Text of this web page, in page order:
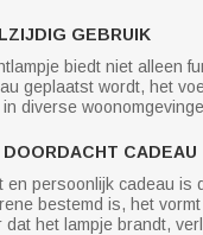
GEBRUIK
biedt niet alleen
geplaatst wordt, het
diverse
DOORDACHT CADEAU
en persoonlijk cadeau is
bestemd is, het
dat het lampje brandt,